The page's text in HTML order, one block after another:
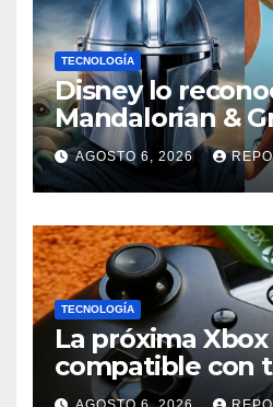
TECNOLOGÍA
Disney lo
Mandalorian &
remake de
fracaso
AGOSTO 6, 2026
TECNOLOGÍA
La próxima Xbox
compatible con
juegos de todas